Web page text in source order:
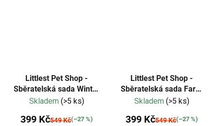
Littlest Pet Shop -
Sběratelská sada Winter
Besties
Skladem (>5 ks)
399 Kč549 Kč(–27 %)
Littlest Pet Shop -
Sběratelská sada Farm
Besties
Skladem (>5 ks)
399 Kč549 Kč(–27 %)